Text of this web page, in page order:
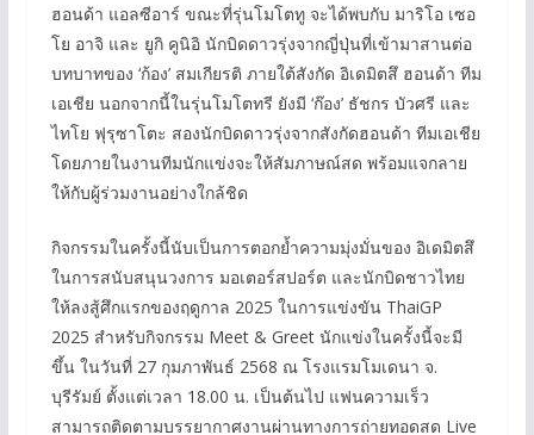
ฮอนด้า แอลซีอาร์ ขณะที่รุ่นโมโตทู จะได้พบกับ มาริโอ เซอ
โย อาจิ และ ยูกิ คูนิอิ นักบิดดาวรุ่งจากญี่ปุ่นที่เข้ามาสานต่อ
บทบาทของ ‘ก้อง’ สมเกียรติ ภายใต้สังกัด อิเดมิตสึ ฮอนด้า ทีม
เอเชีย นอกจากนี้ในรุ่นโมโตทรี ยังมี ‘ก๊อง’ ธัชกร บัวศรี และ
ไทโย ฟุรุซาโตะ สองนักบิดดาวรุ่งจากสังกัดฮอนด้า ทีมเอเชีย
โดยภายในงานทีมนักแข่งจะให้สัมภาษณ์สด พร้อมแจกลาย
ให้กับผู้ร่วมงานอย่างใกล้ชิด
กิจกรรมในครั้งนี้นับเป็นการตอกย้ำความมุ่งมั่นของ อิเดมิตสึ
ในการสนับสนุนวงการ มอเตอร์สปอร์ต และนักบิดชาวไทย
ให้ลงสู้ศึกแรกของฤดูกาล 2025 ในการแข่งขัน ThaiGP
2025 สำหรับกิจกรรม Meet & Greet นักแข่งในครั้งนี้จะมี
ขึ้น ในวันที่ 27 กุมภาพันธ์ 2568 ณ โรงแรมโมเดนา จ.
บุรีรัมย์ ตั้งแต่เวลา 18.00 น. เป็นต้นไป แฟนความเร็ว
สามารถติดตามบรรยากาศงานผ่านทางการถ่ายทอดสด Live